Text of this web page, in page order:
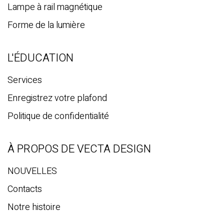
Lampe à rail magnétique
Forme de la lumière
L'ÉDUCATION
Services
Enregistrez votre plafond
Politique de confidentialité
À PROPOS DE VECTA DESIGN
NOUVELLES
Contacts
Notre histoire